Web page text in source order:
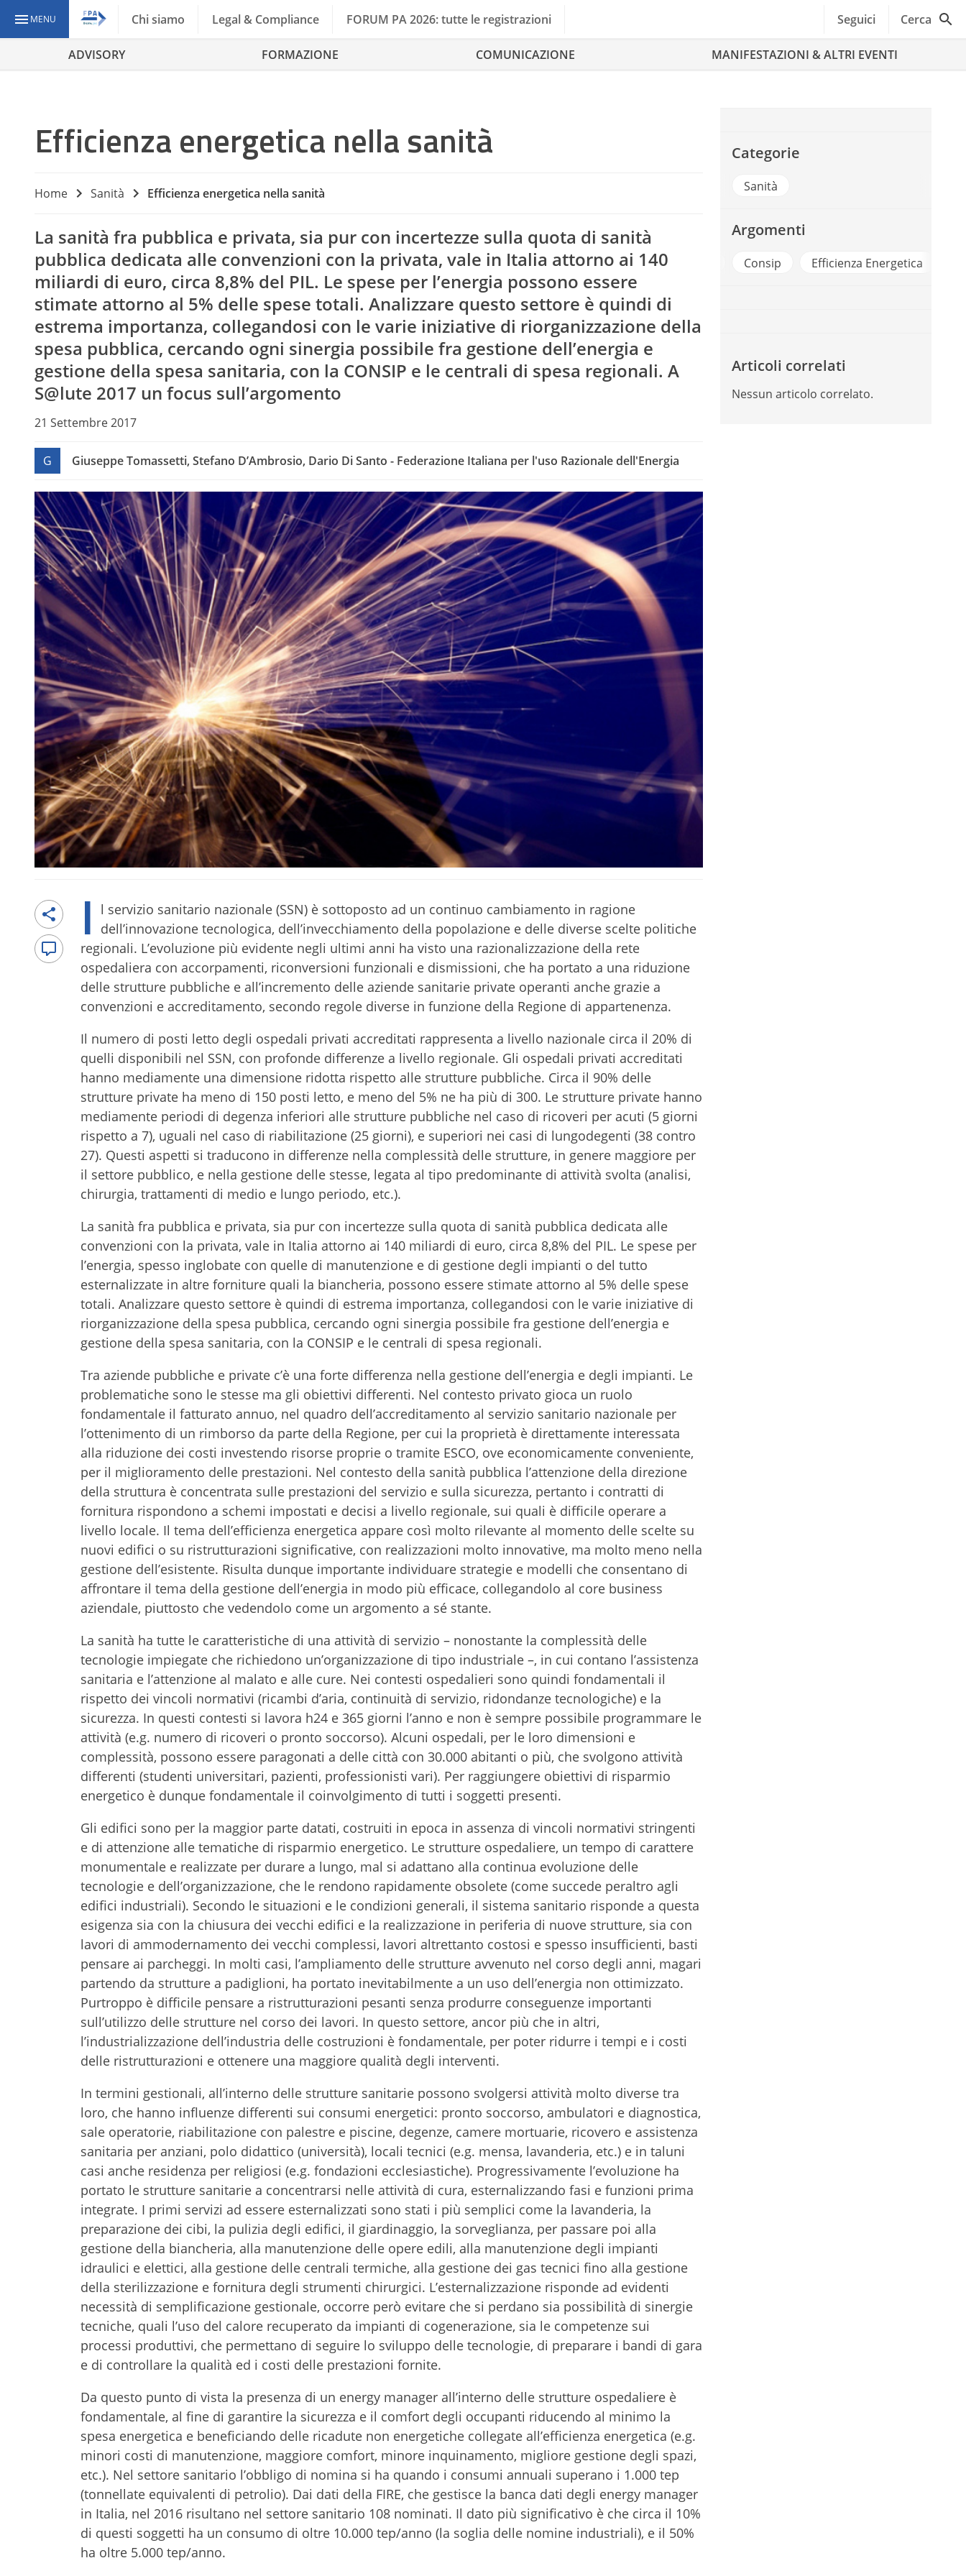
MENU Chi siamo Legal & Compliance FORUM PA 2026: tutte le registrazioni Seguici Cerca
ADVISORY FORMAZIONE COMUNICAZIONE MANIFESTAZIONI & ALTRI EVENTI
Efficienza energetica nella sanità
Home Sanità Efficienza energetica nella sanità
La sanità fra pubblica e privata, sia pur con incertezze sulla quota di sanità
pubblica dedicata alle convenzioni con la privata, vale in Italia attorno ai 140
miliardi di euro, circa 8,8% del PIL. Le spese per l’energia possono essere
stimate attorno al 5% delle spese totali. Analizzare questo settore è quindi di
estrema importanza, collegandosi con le varie iniziative di riorganizzazione della
spesa pubblica, cercando ogni sinergia possibile fra gestione dell’energia e
gestione della spesa sanitaria, con la CONSIP e le centrali di spesa regionali. A
S@lute 2017 un focus sull’argomento
21 Settembre 2017
G Giuseppe Tomassetti, Stefano D’Ambrosio, Dario Di Santo - Federazione Italiana per l'uso Razionale dell'Energia
I
l servizio sanitario nazionale (SSN) è sottoposto ad un continuo cambiamento in ragione
dell’innovazione tecnologica, dell’invecchiamento della popolazione e delle diverse scelte politiche
regionali. L’evoluzione più evidente negli ultimi anni ha visto una razionalizzazione della rete
ospedaliera con accorpamenti, riconversioni funzionali e dismissioni, che ha portato a una riduzione
delle strutture pubbliche e all’incremento delle aziende sanitarie private operanti anche grazie a
convenzioni e accreditamento, secondo regole diverse in funzione della Regione di appartenenza.
Il numero di posti letto degli ospedali privati accreditati rappresenta a livello nazionale circa il 20% di
quelli disponibili nel SSN, con profonde differenze a livello regionale. Gli ospedali privati accreditati
hanno mediamente una dimensione ridotta rispetto alle strutture pubbliche. Circa il 90% delle
strutture private ha meno di 150 posti letto, e meno del 5% ne ha più di 300. Le strutture private hanno
mediamente periodi di degenza inferiori alle strutture pubbliche nel caso di ricoveri per acuti (5 giorni
rispetto a 7), uguali nel caso di riabilitazione (25 giorni), e superiori nei casi di lungodegenti (38 contro
27). Questi aspetti si traducono in differenze nella complessità delle strutture, in genere maggiore per
il settore pubblico, e nella gestione delle stesse, legata al tipo predominante di attività svolta (analisi,
chirurgia, trattamenti di medio e lungo periodo, etc.).
La sanità fra pubblica e privata, sia pur con incertezze sulla quota di sanità pubblica dedicata alle
convenzioni con la privata, vale in Italia attorno ai 140 miliardi di euro, circa 8,8% del PIL. Le spese per
l’energia, spesso inglobate con quelle di manutenzione e di gestione degli impianti o del tutto
esternalizzate in altre forniture quali la biancheria, possono essere stimate attorno al 5% delle spese
totali. Analizzare questo settore è quindi di estrema importanza, collegandosi con le varie iniziative di
riorganizzazione della spesa pubblica, cercando ogni sinergia possibile fra gestione dell’energia e
gestione della spesa sanitaria, con la CONSIP e le centrali di spesa regionali.
Tra aziende pubbliche e private c’è una forte differenza nella gestione dell’energia e degli impianti. Le
problematiche sono le stesse ma gli obiettivi differenti. Nel contesto privato gioca un ruolo
fondamentale il fatturato annuo, nel quadro dell’accreditamento al servizio sanitario nazionale per
l’ottenimento di un rimborso da parte della Regione, per cui la proprietà è direttamente interessata
alla riduzione dei costi investendo risorse proprie o tramite ESCO, ove economicamente conveniente,
per il miglioramento delle prestazioni. Nel contesto della sanità pubblica l’attenzione della direzione
della struttura è concentrata sulle prestazioni del servizio e sulla sicurezza, pertanto i contratti di
fornitura rispondono a schemi impostati e decisi a livello regionale, sui quali è difficile operare a
livello locale. Il tema dell’efficienza energetica appare così molto rilevante al momento delle scelte su
nuovi edifici o su ristrutturazioni significative, con realizzazioni molto innovative, ma molto meno nella
gestione dell’esistente. Risulta dunque importante individuare strategie e modelli che consentano di
affrontare il tema della gestione dell’energia in modo più efficace, collegandolo al core business
aziendale, piuttosto che vedendolo come un argomento a sé stante.
La sanità ha tutte le caratteristiche di una attività di servizio – nonostante la complessità delle
tecnologie impiegate che richiedono un’organizzazione di tipo industriale –, in cui contano l’assistenza
sanitaria e l’attenzione al malato e alle cure. Nei contesti ospedalieri sono quindi fondamentali il
rispetto dei vincoli normativi (ricambi d’aria, continuità di servizio, ridondanze tecnologiche) e la
sicurezza. In questi contesti si lavora h24 e 365 giorni l’anno e non è sempre possibile programmare le
attività (e.g. numero di ricoveri o pronto soccorso). Alcuni ospedali, per le loro dimensioni e
complessità, possono essere paragonati a delle città con 30.000 abitanti o più, che svolgono attività
differenti (studenti universitari, pazienti, professionisti vari). Per raggiungere obiettivi di risparmio
energetico è dunque fondamentale il coinvolgimento di tutti i soggetti presenti.
Gli edifici sono per la maggior parte datati, costruiti in epoca in assenza di vincoli normativi stringenti
e di attenzione alle tematiche di risparmio energetico. Le strutture ospedaliere, un tempo di carattere
monumentale e realizzate per durare a lungo, mal si adattano alla continua evoluzione delle
tecnologie e dell’organizzazione, che le rendono rapidamente obsolete (come succede peraltro agli
edifici industriali). Secondo le situazioni e le condizioni generali, il sistema sanitario risponde a questa
esigenza sia con la chiusura dei vecchi edifici e la realizzazione in periferia di nuove strutture, sia con
lavori di ammodernamento dei vecchi complessi, lavori altrettanto costosi e spesso insufficienti, basti
pensare ai parcheggi. In molti casi, l’ampliamento delle strutture avvenuto nel corso degli anni, magari
partendo da strutture a padiglioni, ha portato inevitabilmente a un uso dell’energia non ottimizzato.
Purtroppo è difficile pensare a ristrutturazioni pesanti senza produrre conseguenze importanti
sull’utilizzo delle strutture nel corso dei lavori. In questo settore, ancor più che in altri,
l’industrializzazione dell’industria delle costruzioni è fondamentale, per poter ridurre i tempi e i costi
delle ristrutturazioni e ottenere una maggiore qualità degli interventi.
In termini gestionali, all’interno delle strutture sanitarie possono svolgersi attività molto diverse tra
loro, che hanno influenze differenti sui consumi energetici: pronto soccorso, ambulatori e diagnostica,
sale operatorie, riabilitazione con palestre e piscine, degenze, camere mortuarie, ricovero e assistenza
sanitaria per anziani, polo didattico (università), locali tecnici (e.g. mensa, lavanderia, etc.) e in taluni
casi anche residenza per religiosi (e.g. fondazioni ecclesiastiche). Progressivamente l’evoluzione ha
portato le strutture sanitarie a concentrarsi nelle attività di cura, esternalizzando fasi e funzioni prima
integrate. I primi servizi ad essere esternalizzati sono stati i più semplici come la lavanderia, la
preparazione dei cibi, la pulizia degli edifici, il giardinaggio, la sorveglianza, per passare poi alla
gestione della biancheria, alla manutenzione delle opere edili, alla manutenzione degli impianti
idraulici e elettici, alla gestione delle centrali termiche, alla gestione dei gas tecnici fino alla gestione
della sterilizzazione e fornitura degli strumenti chirurgici. L’esternalizzazione risponde ad evidenti
necessità di semplificazione gestionale, occorre però evitare che si perdano sia possibilità di sinergie
tecniche, quali l’uso del calore recuperato da impianti di cogenerazione, sia le competenze sui
processi produttivi, che permettano di seguire lo sviluppo delle tecnologie, di preparare i bandi di gara
e di controllare la qualità ed i costi delle prestazioni fornite.
Da questo punto di vista la presenza di un energy manager all’interno delle strutture ospedaliere è
fondamentale, al fine di garantire la sicurezza e il comfort degli occupanti riducendo al minimo la
spesa energetica e beneficiando delle ricadute non energetiche collegate all’efficienza energetica (e.g.
minori costi di manutenzione, maggiore comfort, minore inquinamento, migliore gestione degli spazi,
etc.). Nel settore sanitario l’obbligo di nomina si ha quando i consumi annuali superano i 1.000 tep
(tonnellate equivalenti di petrolio). Dai dati della FIRE, che gestisce la banca dati degli energy manager
in Italia, nel 2016 risultano nel settore sanitario 108 nominati. Il dato più significativo è che circa il 10%
di questi soggetti ha un consumo di oltre 10.000 tep/anno (la soglia delle nomine industriali), e il 50%
ha oltre 5.000 tep/anno.
Categorie
Sanità
Argomenti
Assistenza Sanitaria Efficienza Energetica Finanziamenti
Articoli correlati
Nessun articolo correlato.